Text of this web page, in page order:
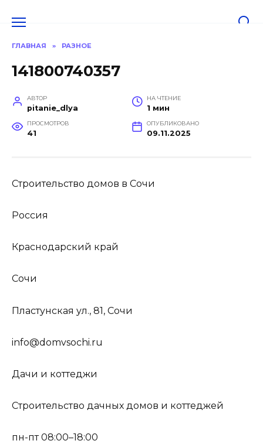
ГЛАВНАЯ » РАЗНОЕ
141800740357
АВТОР
pitanie_dlya
НА ЧТЕНИЕ
1 мин
ПРОСМОТРОВ
41
ОПУБЛИКОВАНО
09.11.2025
Строительство домов в Сочи
Россия
Краснодарский край
Сочи
Пластунская ул., 81, Сочи
info@domvsochi.ru
Дачи и коттеджи
Строительство дачных домов и коттеджей
пн-пт 08:00–18:00